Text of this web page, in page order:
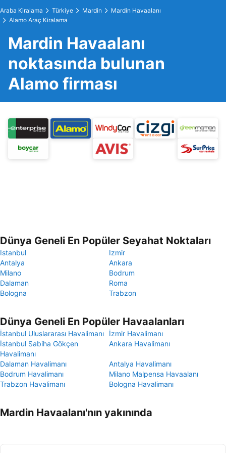
Araba Kiralama Türkiye Mardin
Mardin Havaalanı
Alamo Araç Kiralama
Mardin Havaalanı
noktasında bulunan
Alamo firması
Dünya Geneli En Popüler Seyahat Noktaları
Istanbul
Izmir
Antalya
Ankara
Milano
Bodrum
Dalaman
Roma
Bologna
Trabzon
Dünya Geneli En Popüler Havaalanları
İstanbul Uluslararası Havalimanı
İzmir Havalimanı
İstanbul Sabiha Gökçen
Havalimanı
Ankara Havalimanı
Dalaman Havalimanı
Antalya Havalimanı
Bodrum Havalimanı
Milano Malpensa Havaalanı
Trabzon Havalimanı
Bologna Havalimanı
Mardin Havaalanı'nın yakınında